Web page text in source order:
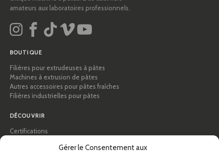
Gérer le Consentement aux
amateurs aux laboratoires professionnels.
BOUTIQUE
Filières pour extrudeuses à pâtes
Machines à extrusion de pâtes
Autres accessoires pour pâtes fraîches
Filières industrielles pour pâtes
DÉCOUVRIR
Certifications
Conseils et guides pratiques